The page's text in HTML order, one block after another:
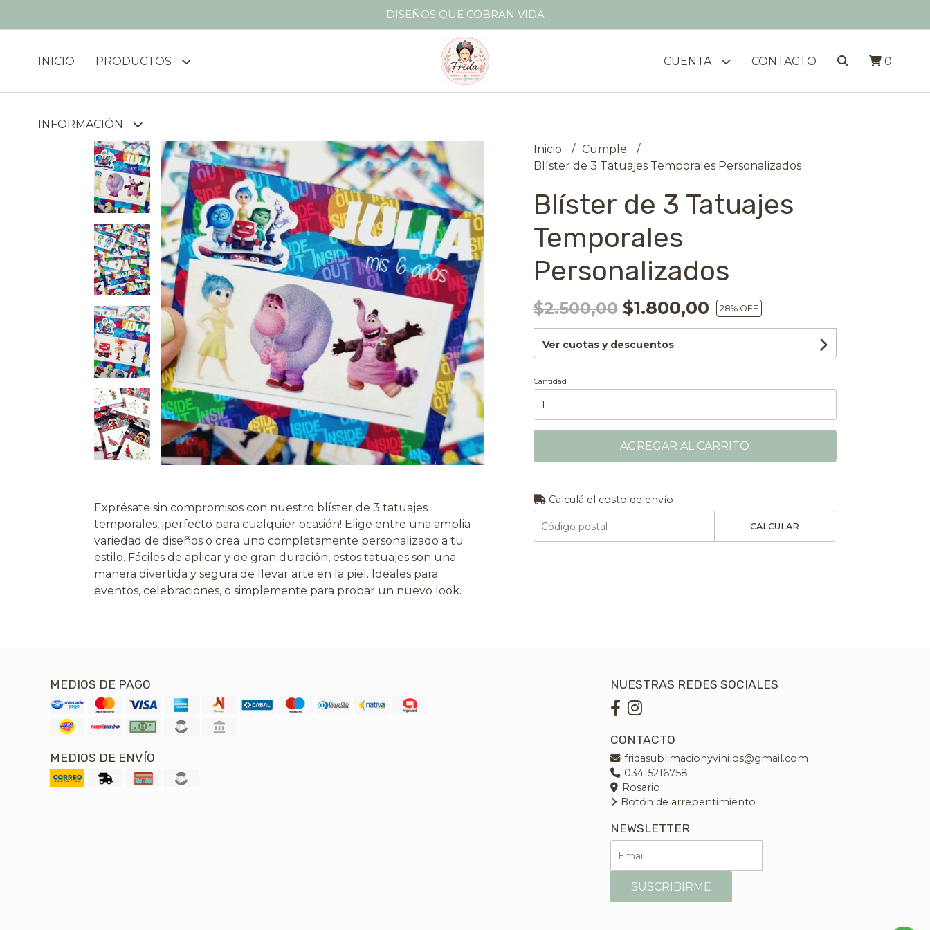
DISEÑOS QUE COBRAN VIDA
INICIO PRODUCTOS
INFORMACIÓN
CUENTA CONTACTO 0
Exprésate sin compromisos con nuestro blíster de 3 tatuajes
temporales, ¡perfecto para cualquier ocasión! Elige entre una amplia
variedad de diseños o crea uno completamente personalizado a tu
estilo. Fáciles de aplicar y de gran duración, estos tatuajes son una
manera divertida y segura de llevar arte en la piel. Ideales para
eventos, celebraciones, o simplemente para probar un nuevo look.
Inicio
Cumple
Blíster de 3 Tatuajes Temporales Personalizados
Blíster de 3 Tatuajes
Temporales
Personalizados
$2.500,00$1.800,00 28% OFF
Ver cuotas y descuentos
Cantidad
AGREGAR AL CARRITO
Calculá el costo de envío
CALCULAR
MEDIOS DE PAGO
MEDIOS DE ENVÍO
NUESTRAS REDES SOCIALES
CONTACTO
fridasublimacionyvinilos@gmail.com
03415216758
Rosario
Botón de arrepentimiento
NEWSLETTER
SUSCRIBIRME